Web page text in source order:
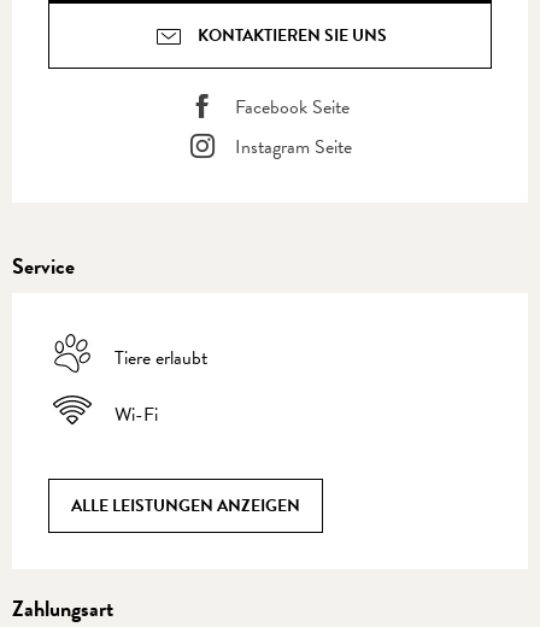
KONTAKTIEREN SIE UNS
Facebook Seite
Instagram Seite
Service
Tiere erlaubt
Wi-Fi
ALLE LEISTUNGEN ANZEIGEN
Zahlungsart